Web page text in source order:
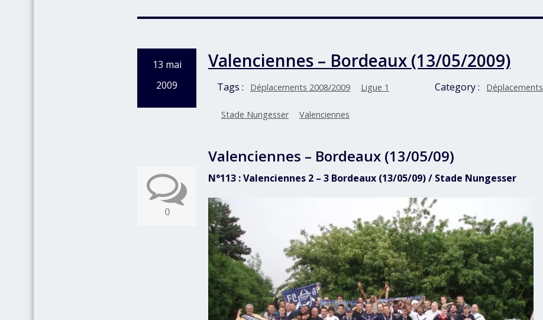
13 mai
2009
0
Valenciennes – Bordeaux (13/05/2009)
Tags : Déplacements 2008/2009 Ligue 1
Stade Nungesser Valenciennes
Category : Déplacements
Valenciennes – Bordeaux (13/05/09)
N°113 : Valenciennes 2 – 3 Bordeaux (13/05/09) / Stade Nungesser